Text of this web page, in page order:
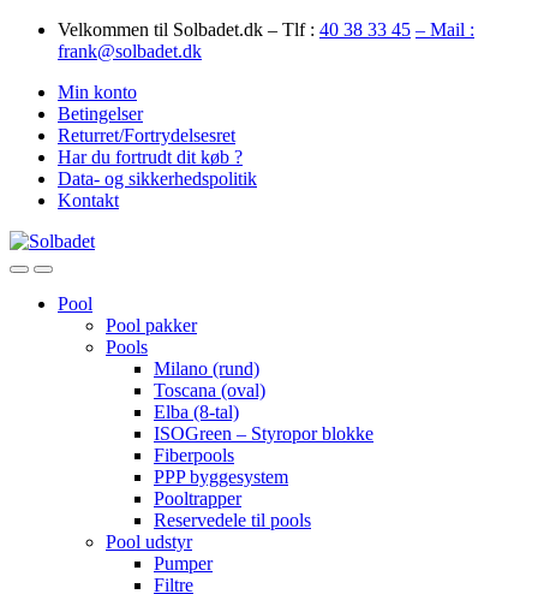
Skip
Skip
Velkommen til Solbadet.dk – Tlf : 40 38 33 45 – Mail :
frank@solbadet.dk
Min konto
Betingelser
Returret/Fortrydelsesret
Har du fortrudt dit køb ?
Data- og sikkerhedspolitik
Kontakt
OpenClose
Pool
Pool pakker
Pools
Milano (rund)
Toscana (oval)
Elba (8-tal)
ISOGreen – Styropor blokke
Fiberpools
PPP byggesystem
Pooltrapper
Reservedele til pools
Pool udstyr
Pumper
Filtre